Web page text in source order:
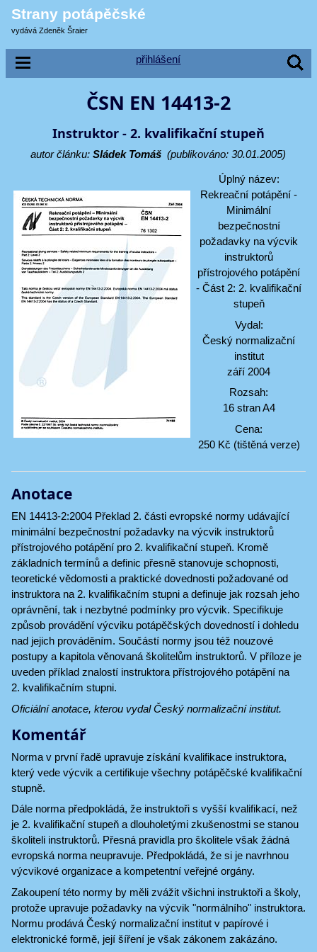
Strany potápěčské
vydává Zdeněk Šraier
přihlášení
ČSN EN 14413-2
Instruktor - 2. kvalifikační stupeň
autor článku:Sládek Tomáš (publikováno: 30.01.2005)
Úplný název:
Rekreační potápění -
Minimální
bezpečnostní
požadavky na výcvik
instruktorů
přístrojového potápění
- Část 2: 2. kvalifikační
stupeň
Vydal:
Český normalizační
institut
září 2004
Rozsah:
16 stran A4
Cena:
250 Kč (tištěná verze)
Anotace
EN 14413-2:2004 Překlad 2. části evropské normy udávající
minimální bezpečnostní požadavky na výcvik instruktorů
přístrojového potápění pro 2. kvalifikační stupeň. Kromě
základních termínů a definic přesně stanovuje schopnosti,
teoretické vědomosti a praktické dovednosti požadované od
instruktora na 2. kvalifikačním stupni a definuje jak rozsah jeho
oprávnění, tak i nezbytné podmínky pro výcvik. Specifikuje
způsob provádění výcviku potápěčských dovedností i dohledu
nad jejich prováděním. Součástí normy jsou též nouzové
postupy a kapitola věnovaná školitelům instruktorů. V příloze je
uveden příklad znalostí instruktora přístrojového potápění na
2. kvalifikačním stupni.
Oficiální anotace, kterou vydal Český normalizační institut.
Komentář
Norma v první řadě upravuje získání kvalifikace instruktora,
který vede výcvik a certifikuje všechny potápěčské kvalifikační
stupně.
Dále norma předpokládá, že instruktoři s vyšší kvalifikací, než
je 2. kvalifikační stupeň a dlouholetými zkušenostmi se stanou
školiteli instruktorů. Přesná pravidla pro školitele však žádná
evropská norma neupravuje. Předpokládá, že si je navrhnou
výcvikové organizace a kompetentní veřejné orgány.
Zakoupení této normy by měli zvážit všichni instruktoři a školy,
protože upravuje požadavky na výcvik "normálního" instruktora.
Normu prodává Český normalizační institut v papírové i
elektronické formě, její šíření je však zákonem zakázáno.